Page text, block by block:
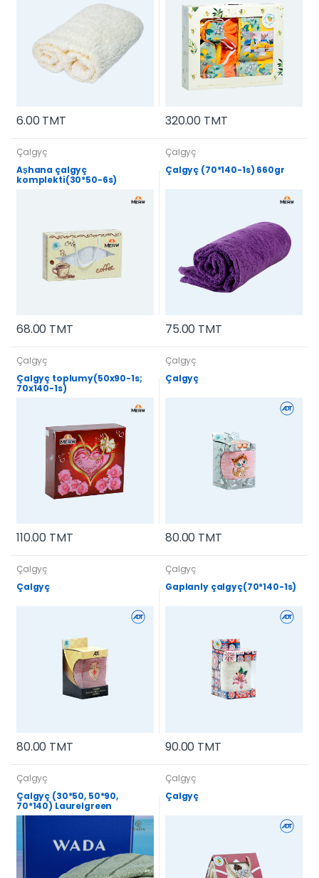
6.00 TMT 320.00 TMT
Çalgyç
Aşhana çalgyç
komplekti(30*50-6s)
68.00 TMT
Çalgyç
Çalgyç (70*140-1s) 660gr
75.00 TMT
Çalgyç
Çalgyç toplumy(50x90-1s;
70x140-1s)
110.00 TMT
Çalgyç
Çalgyç
80.00 TMT
Çalgyç
Çalgyç
80.00 TMT
Çalgyç
Gaplanly çalgyç(70*140-1s)
90.00 TMT
Çalgyç
Çalgyç (30*50, 50*90,
70*140) Laurelgreen
Çalgyç
Çalgyç